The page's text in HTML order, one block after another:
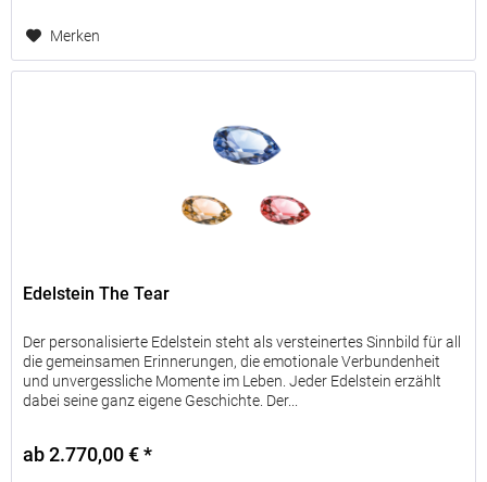
Merken
Edelstein The Tear
Der personalisierte Edelstein steht als versteinertes Sinnbild für all
die gemeinsamen Erinnerungen, die emotionale Verbundenheit
und unvergessliche Momente im Leben. Jeder Edelstein erzählt
dabei seine ganz eigene Geschichte. Der...
ab 2.770,00 € *